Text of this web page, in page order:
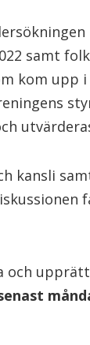
samt
kom upp
kansli
och